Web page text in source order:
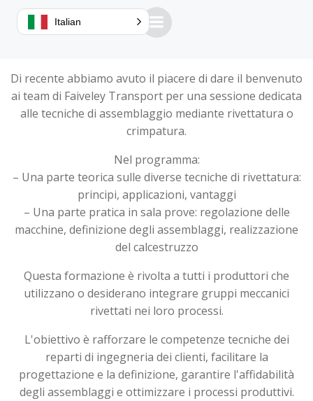
Di recente abbiamo avuto il piacere di dare il benvenuto
ai team di Faiveley Transport per una sessione dedicata
alle tecniche di assemblaggio mediante rivettatura o
crimpatura.
Nel programma:
– Una parte teorica sulle diverse tecniche di rivettatura:
principi, applicazioni, vantaggi
– Una parte pratica in sala prove: regolazione delle
macchine, definizione degli assemblaggi, realizzazione
del calcestruzzo
Questa formazione è rivolta a tutti i produttori che
utilizzano o desiderano integrare gruppi meccanici
rivettati nei loro processi.
L'obiettivo è rafforzare le competenze tecniche dei
reparti di ingegneria dei clienti, facilitare la
progettazione e la definizione, garantire l'affidabilità
degli assemblaggi e ottimizzare i processi produttivi.
Italian